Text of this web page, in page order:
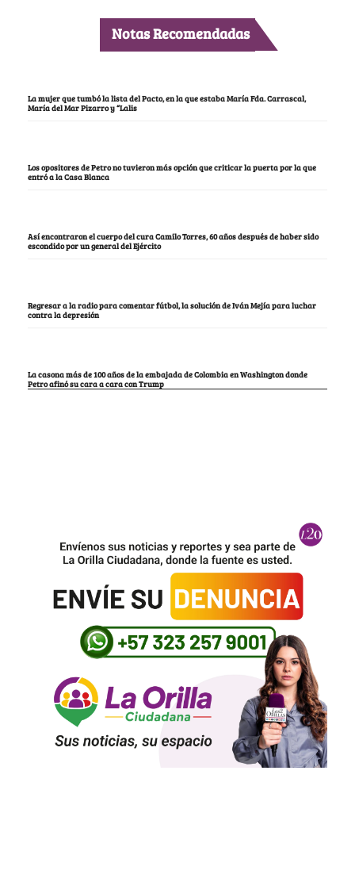
Notas Recomendadas
La mujer que tumbó la lista del Pacto, en la que estaba María Fda. Carrascal,
María del Mar Pizarro y “Lalis
Los opositores de Petro no tuvieron más opción que criticar la puerta por la que
entró a la Casa Blanca
Así encontraron el cuerpo del cura Camilo Torres, 60 años después de haber sido
escondido por un general del Ejército
Regresar a la radio para comentar fútbol, la solución de Iván Mejía para luchar
contra la depresión
La casona más de 100 años de la embajada de Colombia en Washington donde
Petro afinó su cara a cara con Trump